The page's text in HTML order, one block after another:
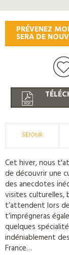
PRÉVENEZ
SERA DE
SÉJOUR
Cet hiver, nous
de découvrir une
des anecdotes
visites culturelles,
t’attendent lors
t’imprégneras
quelques
indéniablement
France…